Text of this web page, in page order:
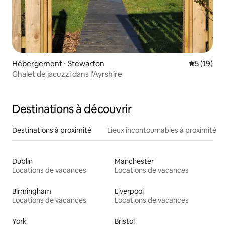
Hébergement ⋅ Stewarton
5 (19)
Chalet de jacuzzi dans l'Ayrshire
Destinations à découvrir
Destinations à proximité Lieux incontournables à proximité
Dublin
Locations de vacances
Manchester
Locations de vacances
Birmingham
Locations de vacances
Liverpool
Locations de vacances
York Bristol